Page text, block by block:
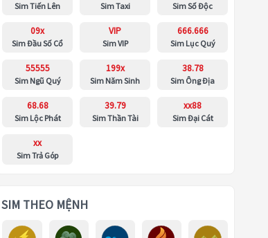
Sim Tiến Lên Sim Taxi Sim Số Độc
09x
Sim Đầu Số Cổ
VIP
Sim VIP
666.666
Sim Lục Quý
55555
Sim Ngũ Quý
199x
Sim Năm Sinh
38.78
Sim Ông Địa
68.68
Sim Lộc Phát
39.79
Sim Thần Tài
xx88
Sim Đại Cát
xx
Sim Trả Góp
SIM THEO MỆNH